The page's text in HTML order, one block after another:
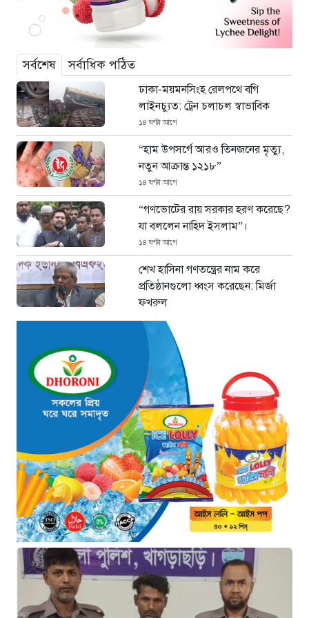
সর্বশেষ সর্বাধিক পঠিত
ঢাকা-ময়মনসিংহ রেলপথে বগি
লাইনচ্যুত: ট্রেন চলাচল স্বাভাবিক
১৪ ঘণ্টা আগে
“হাম উপসর্গে আরও তিনজনের মৃত্যু,
নতুন আক্রান্ত ১২১৮”
১৪ ঘণ্টা আগে
“গণভোটের রায় সরকার হরণ করেছে?
যা বললেন নাহিদ ইসলাম”।
১৪ ঘণ্টা আগে
শেখ হাসিনা গণতন্ত্রের নাম করে
প্রতিষ্ঠানগুলো ধ্বংস করেছেন: মির্জা
ফখরুল
১৫ ঘণ্টা আগে
থাইল্যান্ডে ভয়াবহ বন্দুক হামলা: দাদা-
দাদিসহ স্কুলে আরও ৭ জনকে হত্যা
১৫ ঘণ্টা আগে
সিলেটে দুই বাসের ভয়াবহ সংঘর্ষ: ঝরে
গেল ৮টি তাজা প্রাণ, হাসপাতালে ২৫
১৫ ঘণ্টা আগে
সিলিন্ডার লিকেজে ভয়াবহ অগ্নিকাণ্ড:
দগ্ধ ৩ জনের অবস্থা আশঙ্কাজনক
১৫ ঘণ্টা আগে
খুনির দোসর ও ফ্যাসিবাদের সহযোগী’,
সাকিবকে নিয়ে বিস্ফোরক আসিফ
আকবর
১ দিন আগে
“ইলিয়াস আলীকে অপহরণ-হত্যা